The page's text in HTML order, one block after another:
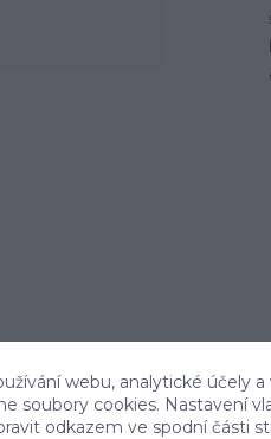
webu, analytické účely a
soubory cookies. Nastavení
odkazem ve spodní části